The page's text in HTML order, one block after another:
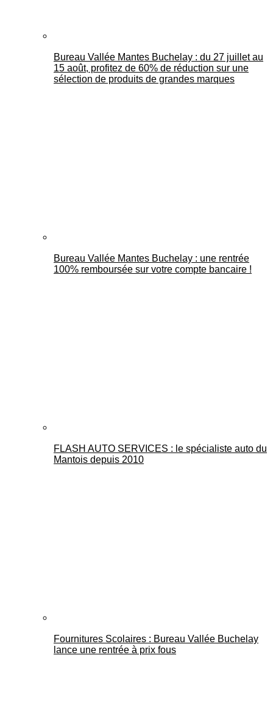
Bureau Vallée Mantes Buchelay : du 27 juillet au
15 août, profitez de 60% de réduction sur une
sélection de produits de grandes marques
Bureau Vallée Mantes Buchelay : une rentrée
100% remboursée sur votre compte bancaire !
FLASH AUTO SERVICES : le spécialiste auto du
Mantois depuis 2010
Fournitures Scolaires : Bureau Vallée Buchelay
lance une rentrée à prix fous